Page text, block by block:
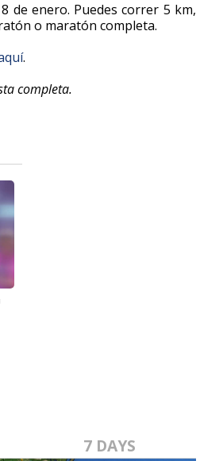
de enero. Puedes correr 5 km,
o maratón completa.
.
completa.
7 DAYS